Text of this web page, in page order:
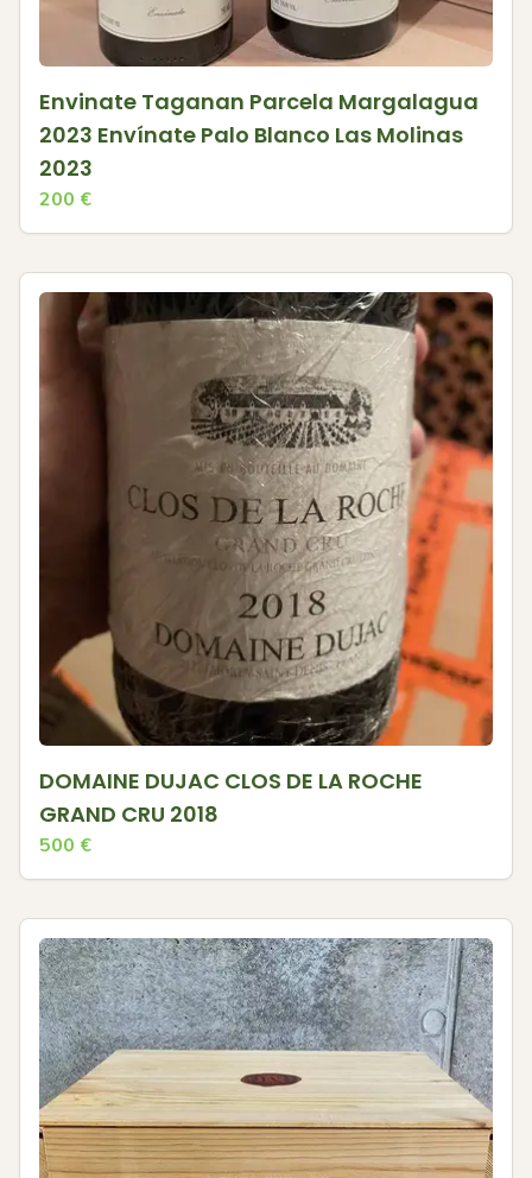
Envinate Taganan Parcela Margalagua
2023 Envínate Palo Blanco Las Molinas
2023
200 €
DOMAINE DUJAC CLOS DE LA ROCHE
GRAND CRU 2018
500 €